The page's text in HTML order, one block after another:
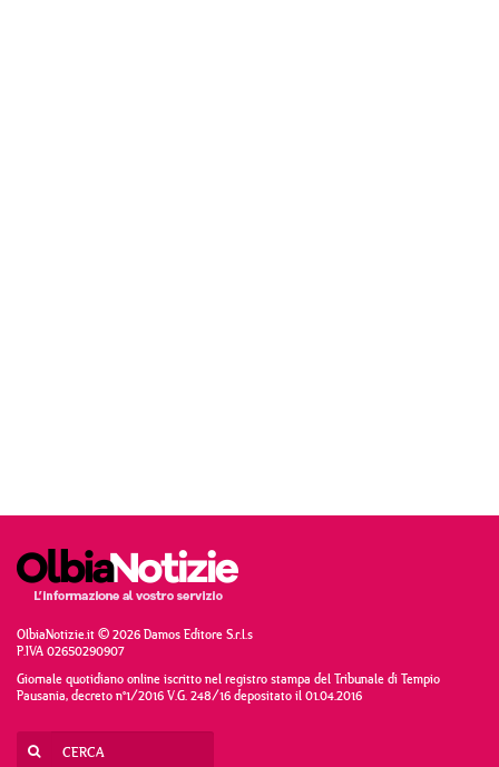
OlbiaNotizie.it © 2026 Damos Editore S.r.l.s
P.IVA 02650290907
Giornale quotidiano online iscritto nel registro stampa del Tribunale di Tempio
Pausania, decreto n°1/2016 V.G. 248/16 depositato il 01.04.2016